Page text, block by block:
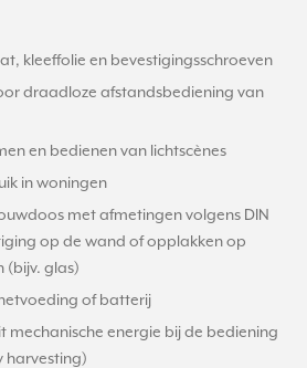
kleeffolie en bevestigingsschroeven
draadloze afstandsbediening van
en bedienen van lichtscènes
in woningen
met afmetingen volgens DIN
op de wand of opplakken op
(bijv. glas)
of batterij
mechanische energie bij de bediening
harvesting)